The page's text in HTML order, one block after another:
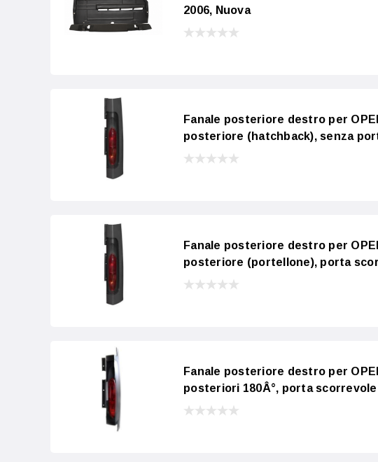
2006, Nuova
Fanale posteriore destro per
posteriore (hatchback), senza
Fanale posteriore destro per
posteriore (portellone), porta
Fanale posteriore destro per
posteriori 180Â°, porta